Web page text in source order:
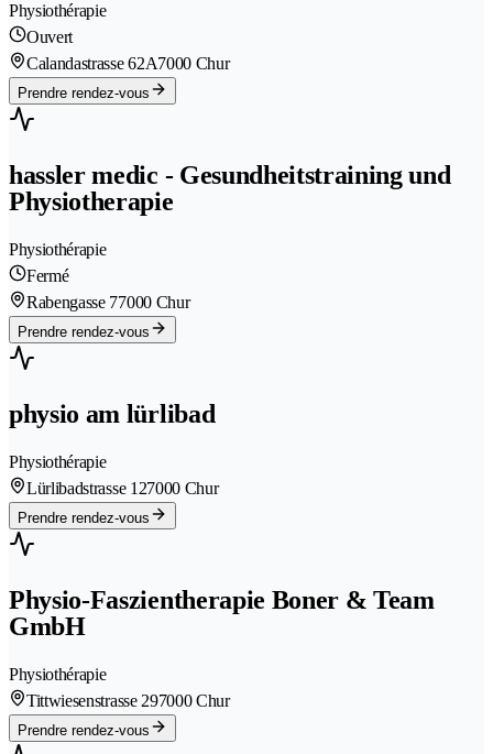
Physiothérapie
Ouvert
Calandastrasse 62A7000 Chur
Prendre rendez-vous
hassler medic - Gesundheitstraining und
Physiotherapie
Physiothérapie
Fermé
Rabengasse 77000 Chur
Prendre rendez-vous
physio am lürlibad
Physiothérapie
Lürlibadstrasse 127000 Chur
Prendre rendez-vous
Physio-Faszientherapie Boner & Team
GmbH
Physiothérapie
Tittwiesenstrasse 297000 Chur
Prendre rendez-vous